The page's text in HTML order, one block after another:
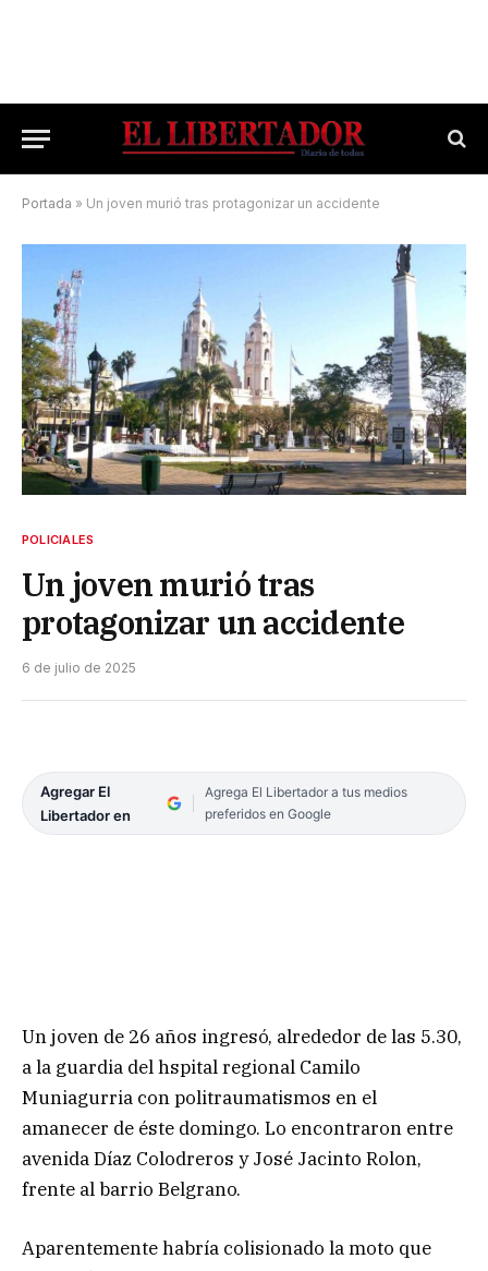
Portada » Un joven murió tras protagonizar un accidente
POLICIALES
Un joven murió tras
protagonizar un accidente
6 de julio de 2025
Agregar El
Libertador en
Agrega El Libertador a tus medios
preferidos en Google
Un joven de 26 años ingresó, alrededor de las 5.30,
a la guardia del hspital regional Camilo
Muniagurria con politraumatismos en el
amanecer de éste domingo. Lo encontraron entre
avenida Díaz Colodreros y José Jacinto Rolon,
frente al barrio Belgrano.
Aparentemente habría colisionado la moto que